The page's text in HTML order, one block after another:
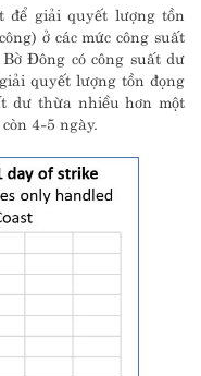
giải quyết lượng tồn
ở các mức công suất
Đông có công suất dư
quyết lượng tồn đọng
dư thừa nhiều hơn một
4-5 ngày.